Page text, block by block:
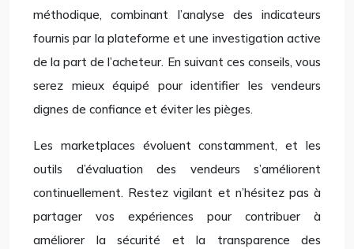
méthodique, combinant l’analyse des indicateurs
fournis par la plateforme et une investigation active
de la part de l’acheteur. En suivant ces conseils, vous
serez mieux équipé pour identifier les vendeurs
dignes de confiance et éviter les pièges.
Les marketplaces évoluent constamment, et les
outils d’évaluation des vendeurs s’améliorent
continuellement. Restez vigilant et n’hésitez pas à
partager vos expériences pour contribuer à
améliorer la sécurité et la transparence des